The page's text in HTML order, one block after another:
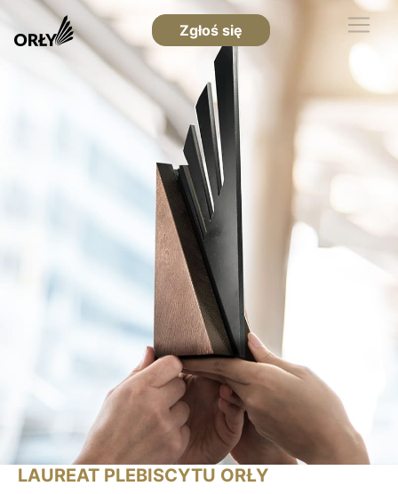
Zgłoś się
LAUREAT PLEBISCYTU ORŁY